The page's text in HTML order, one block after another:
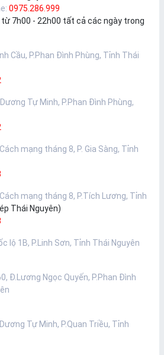
0975.286.999
từ 7h00 - 22h00 tất cả các ngày trong
Cầu, P.Phan Đình Phùng, Tỉnh Thái
Tự Minh, P.Phan Đình Phùng,
mạng tháng 8, P. Gia Sàng, Tỉnh
mạng tháng 8, P.Tích Lương, Tỉnh
Thái Nguyên)
lộ 1B, P.Linh Sơn, Tỉnh Thái Nguyên
Đ.Lương Ngọc Quyến, P.Phan Đình
Tự Minh, P.Quan Triều, Tỉnh